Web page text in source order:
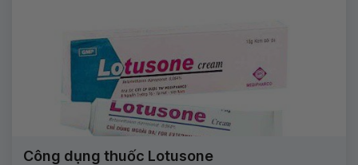
Công dụng thuốc Lotusone